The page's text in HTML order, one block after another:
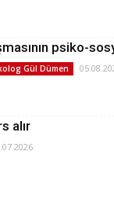
psiko-
Gül Dümen
alır